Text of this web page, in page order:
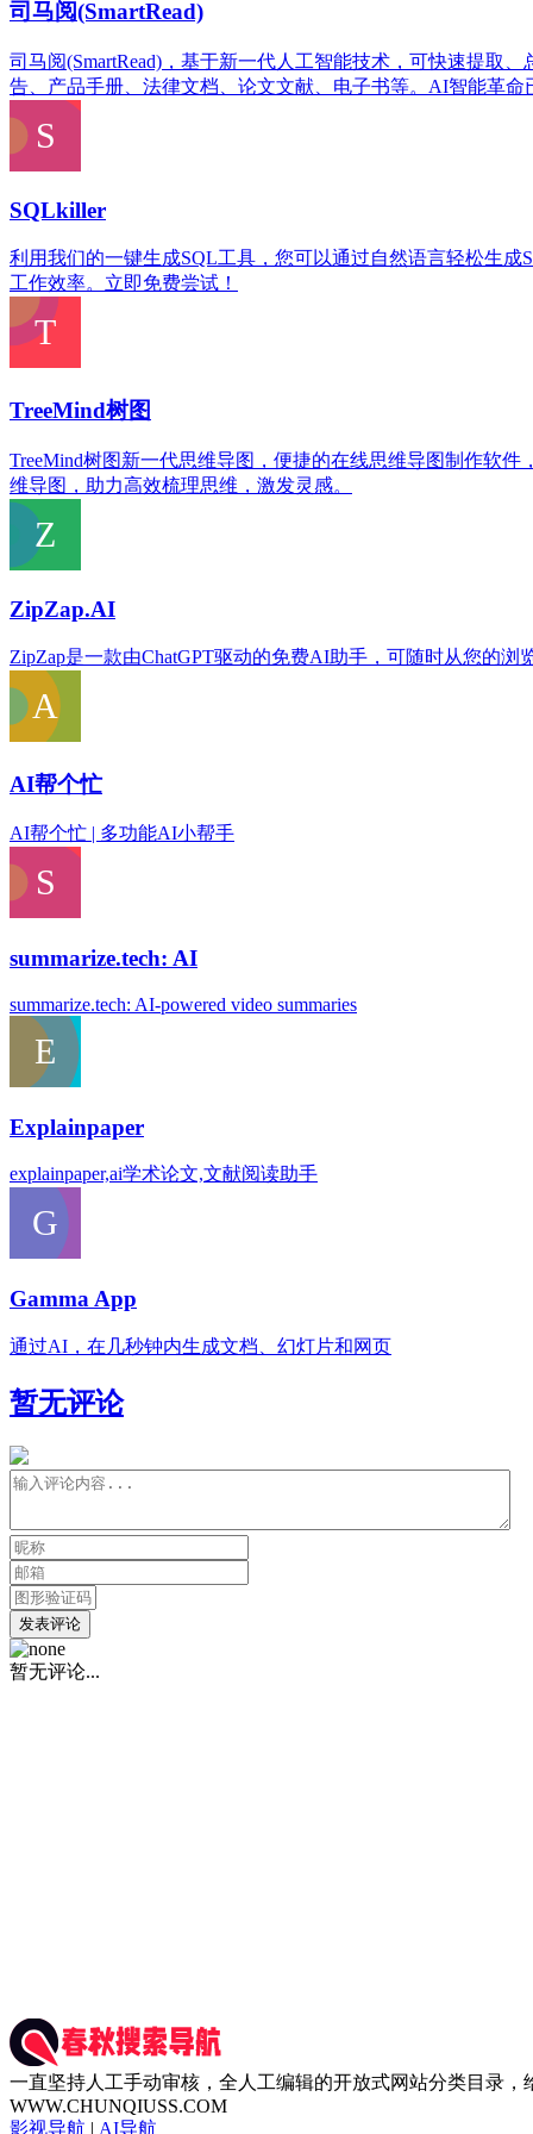
司马阅(SmartRead)
司马阅(SmartRead)，基于新一代人工智能技术，可快速提取
告、产品手册、法律文档、论文文献、电子书等。AI智能革
SQLkiller
利用我们的一键生成SQL工具，您可以通过自然语言轻松生
工作效率。立即免费尝试！
TreeMind树图
TreeMind树图新一代思维导图，便捷的在线思维导图制作软
维导图，助力高效梳理思维，激发灵感。
ZipZap.AI
ZipZap是一款由ChatGPT驱动的免费AI助手，可随时从您的浏
AI帮个忙
AI帮个忙 | 多功能AI小帮手
summarize.tech: AI
summarize.tech: AI-powered video summaries
Explainpaper
explainpaper,ai学术论文,文献阅读助手
Gamma App
通过AI，在几秒钟内生成文档、幻灯片和网页
暂无评论
发表评论
暂无评论...
一直坚持人工手动审核，全人工编辑的开放式网站分类目录
WWW.CHUNQIUSS.COM
影视导航 | AI导航